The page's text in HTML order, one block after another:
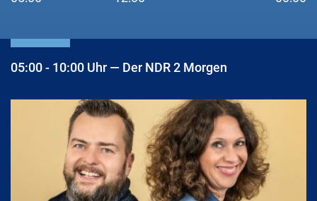
05:00 - 10:00 Uhr — Der NDR 2 Morgen